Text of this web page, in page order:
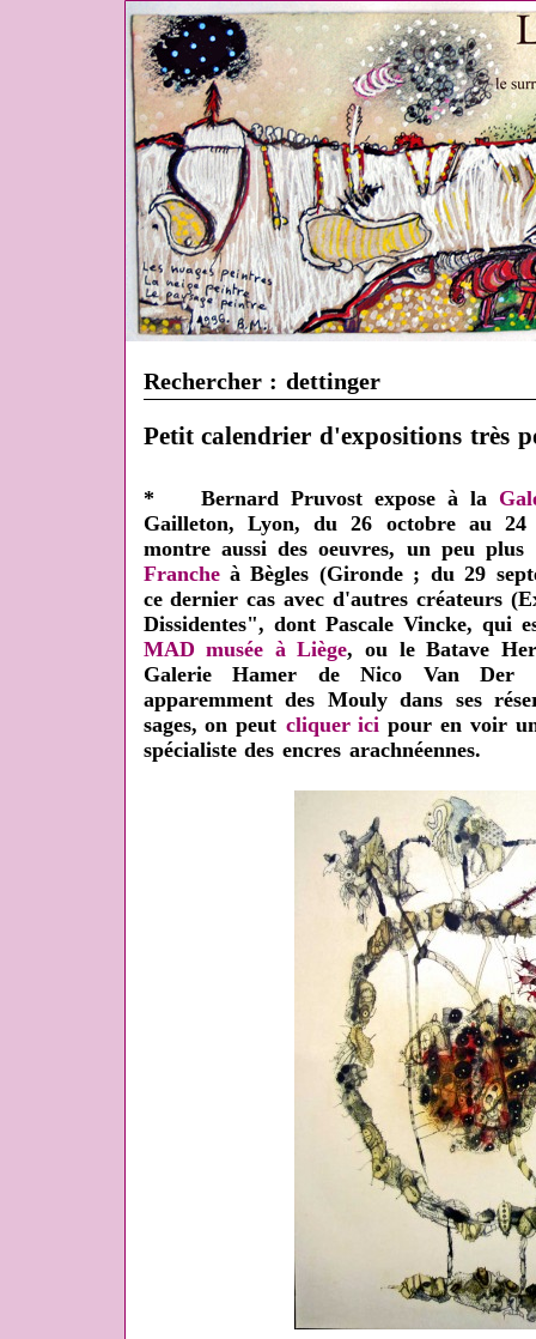
Rechercher : dettinger
Petit calendrier d'expositions très
* Bernard Pruvost expose à la
Gailleton, Lyon, du 26 octobre au 24
montre aussi des oeuvres, un peu
Franche à Bègles (Gironde ; du 29
ce dernier cas avec d'autres créateurs
Dissidentes", dont Pascale Vincke, qui
MAD musée à Liège, ou le Batave
Galerie Hamer de Nico Van
apparemment des Mouly dans ses
sages, on peut cliquer ici pour en voir
spécialiste des encres arachnéennes.